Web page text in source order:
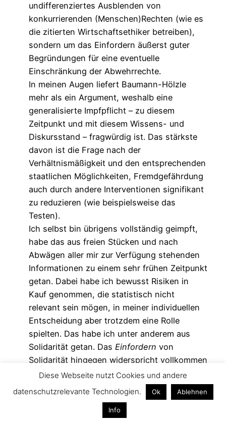
undifferenziertes Ausblenden von
konkurrierenden (Menschen)Rechten (wie es
die zitierten Wirtschaftsethiker betreiben),
sondern um das Einfordern äußerst guter
Begründungen für eine eventuelle
Einschränkung der Abwehrrechte.
In meinen Augen liefert Baumann-Hölzle
mehr als ein Argument, weshalb eine
generalisierte Impfpflicht – zu diesem
Zeitpunkt und mit diesem Wissens- und
Diskursstand – fragwürdig ist. Das stärkste
davon ist die Frage nach der
Verhältnismäßigkeit und den entsprechenden
staatlichen Möglichkeiten, Fremdgefährdung
auch durch andere Interventionen signifikant
zu reduzieren (wie beispielsweise das
Testen).
Ich selbst bin übrigens vollständig geimpft,
habe das aus freien Stücken und nach
Abwägen aller mir zur Verfügung stehenden
Informationen zu einem sehr frühen Zeitpunkt
getan. Dabei habe ich bewusst Risiken in
Kauf genommen, die statistisch nicht
relevant sein mögen, in meiner individuellen
Entscheidung aber trotzdem eine Rolle
spielten. Das habe ich unter anderem aus
Solidarität getan. Das Einfordern von
Solidarität hingegen widerspricht vollkommen
deren Essenz. Und der Vergleich mit
steuerbasiertem Einkommensausgleich hinkt
dabei besonders eklatant: Durch Steuern wird
kein individuelles Abwehrrecht tangiert und
Diese Webseite nutzt Cookies und andere
datenschutzrelevante Technologien.
Ok Ablehnen
Info